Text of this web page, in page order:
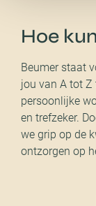
Hoe
Beumer staat
jou van A tot
persoonlijke
en trefzeker.
we grip op de
ontzorgen op